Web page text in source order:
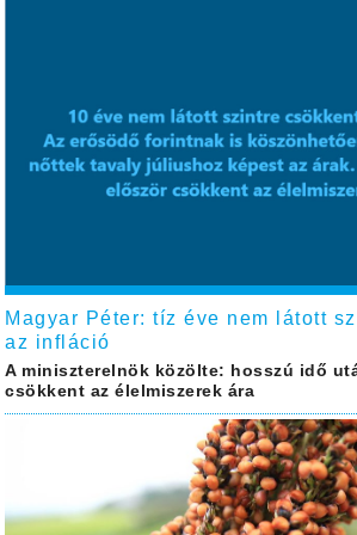
Magyar Péter: tíz éve nem látott
az infláció
A miniszterelnök közölte: hosszú idő
csökkent az élelmiszerek ára